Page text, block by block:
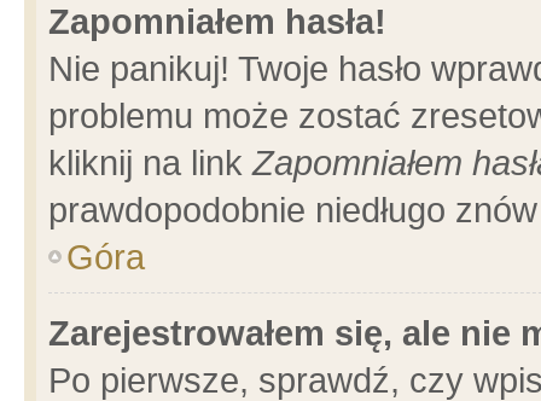
Zapomniałem hasła!
Nie panikuj! Twoje hasło
problemu może zostać
kliknij na linkZapomniałem
prawdopodobnie niedługo
Góra
Zarejestrowałem się, ale nie
Po pierwsze, sprawdź, czy